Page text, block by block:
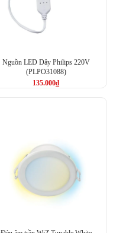
Nguồn LED Dây Philips 220V
(PLPO31088)
135.000₫